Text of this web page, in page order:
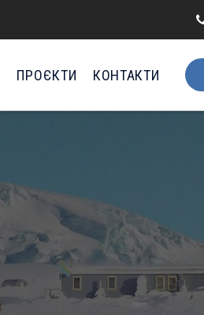
ПРОЄКТИ КОНТАКТИ